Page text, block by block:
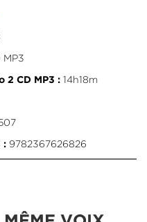
2 CD MP3 :14h18m
:9782367626826